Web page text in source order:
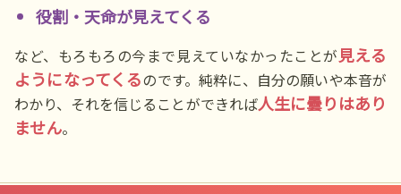
役割・天命が見えてくる
など、もろもろの今まで見えていなかったことが見える
ようになってくるのです。純粋に、自分の願いや本音が
わかり、それを信じることができれば人生に曇りはあり
ません。